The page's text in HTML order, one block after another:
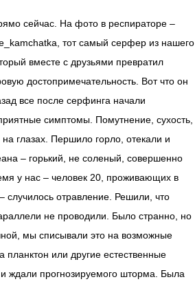
сейчас. На фото в респираторе –
тот самый серфер из нашего
вместе с друзьями превратил
достопримечательность. Вот что он
все после серфинга начали
симптомы. Помутнение, сухость,
глазах. Першило горло, отекали и
– горький, не соленый, совершенно
у нас – человек 20, проживающих в
случилось отравление. Решили, что
не проводили. Было странно, но
мы списывали это на возможные
планктон или другие естественные
ждали прогнозируемого шторма. Была